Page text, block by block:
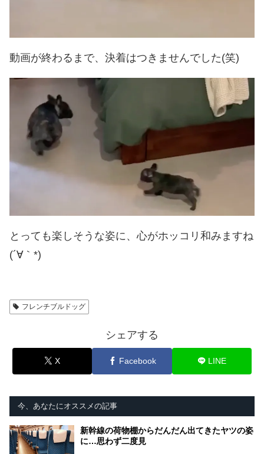
動画が終わるまで、決着はつきませんでした(笑)
とっても楽しそうな姿に、心がホッコリ和みますね
(´∀｀*)
フレンチブルドッグ
シェアする
X Facebook LINE
今、あなたにオススメの記事
新幹線の荷物棚からだんだん出てきたヤツの姿
に…思わず二度見